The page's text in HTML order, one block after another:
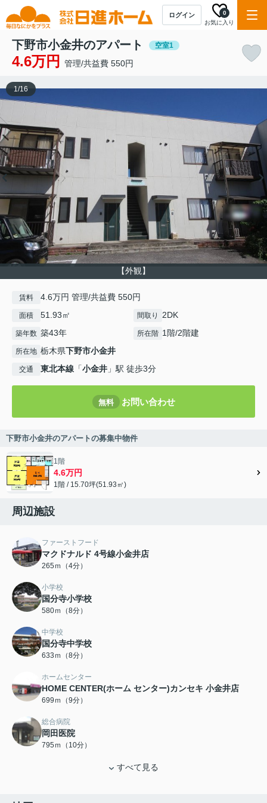
ログイン
お気に入り
0
下野市小金井のアパート 空室1
4.6万円 管理/共益費 550円
【外観】
1/16
賃料 4.6万円 管理/共益費 550円
面積 51.93㎡ 間取り 2DK
築年数 築43年 所在階 1階/2階建
所在地 栃木県下野市小金井
交通 東北本線 「小金井 」駅 徒歩3分
無料 お問い合わせ
下野市小金井のアパートの募集中物件
1階
4.6万円
1階 / 15.70坪(51.93㎡)
周辺施設
ファーストフード
マクドナルド 4号線小金井店
265ｍ（4分）
小学校
国分寺小学校
580ｍ（8分）
中学校
国分寺中学校
633ｍ（8分）
ホームセンター
HOME CENTER(ホーム センター)カンセキ 小金井店
699ｍ（9分）
総合病院
岡田医院
795ｍ（10分）
すべて見る